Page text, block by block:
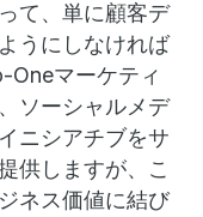
て、単に顧客デ
うにしなければ
Oneマーケティ
ソーシャルメデ
ニシアチブをサ
供しますが、こ
ネス価値に結び